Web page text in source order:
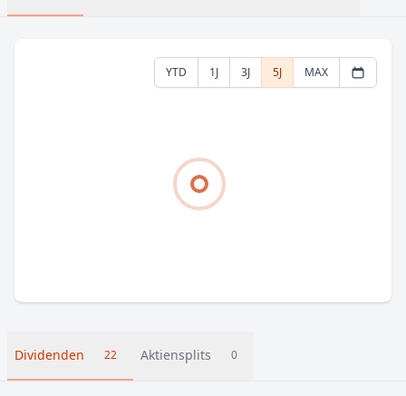
YTD 1J 3J 5J MAX
Dividenden 22 Aktiensplits 0